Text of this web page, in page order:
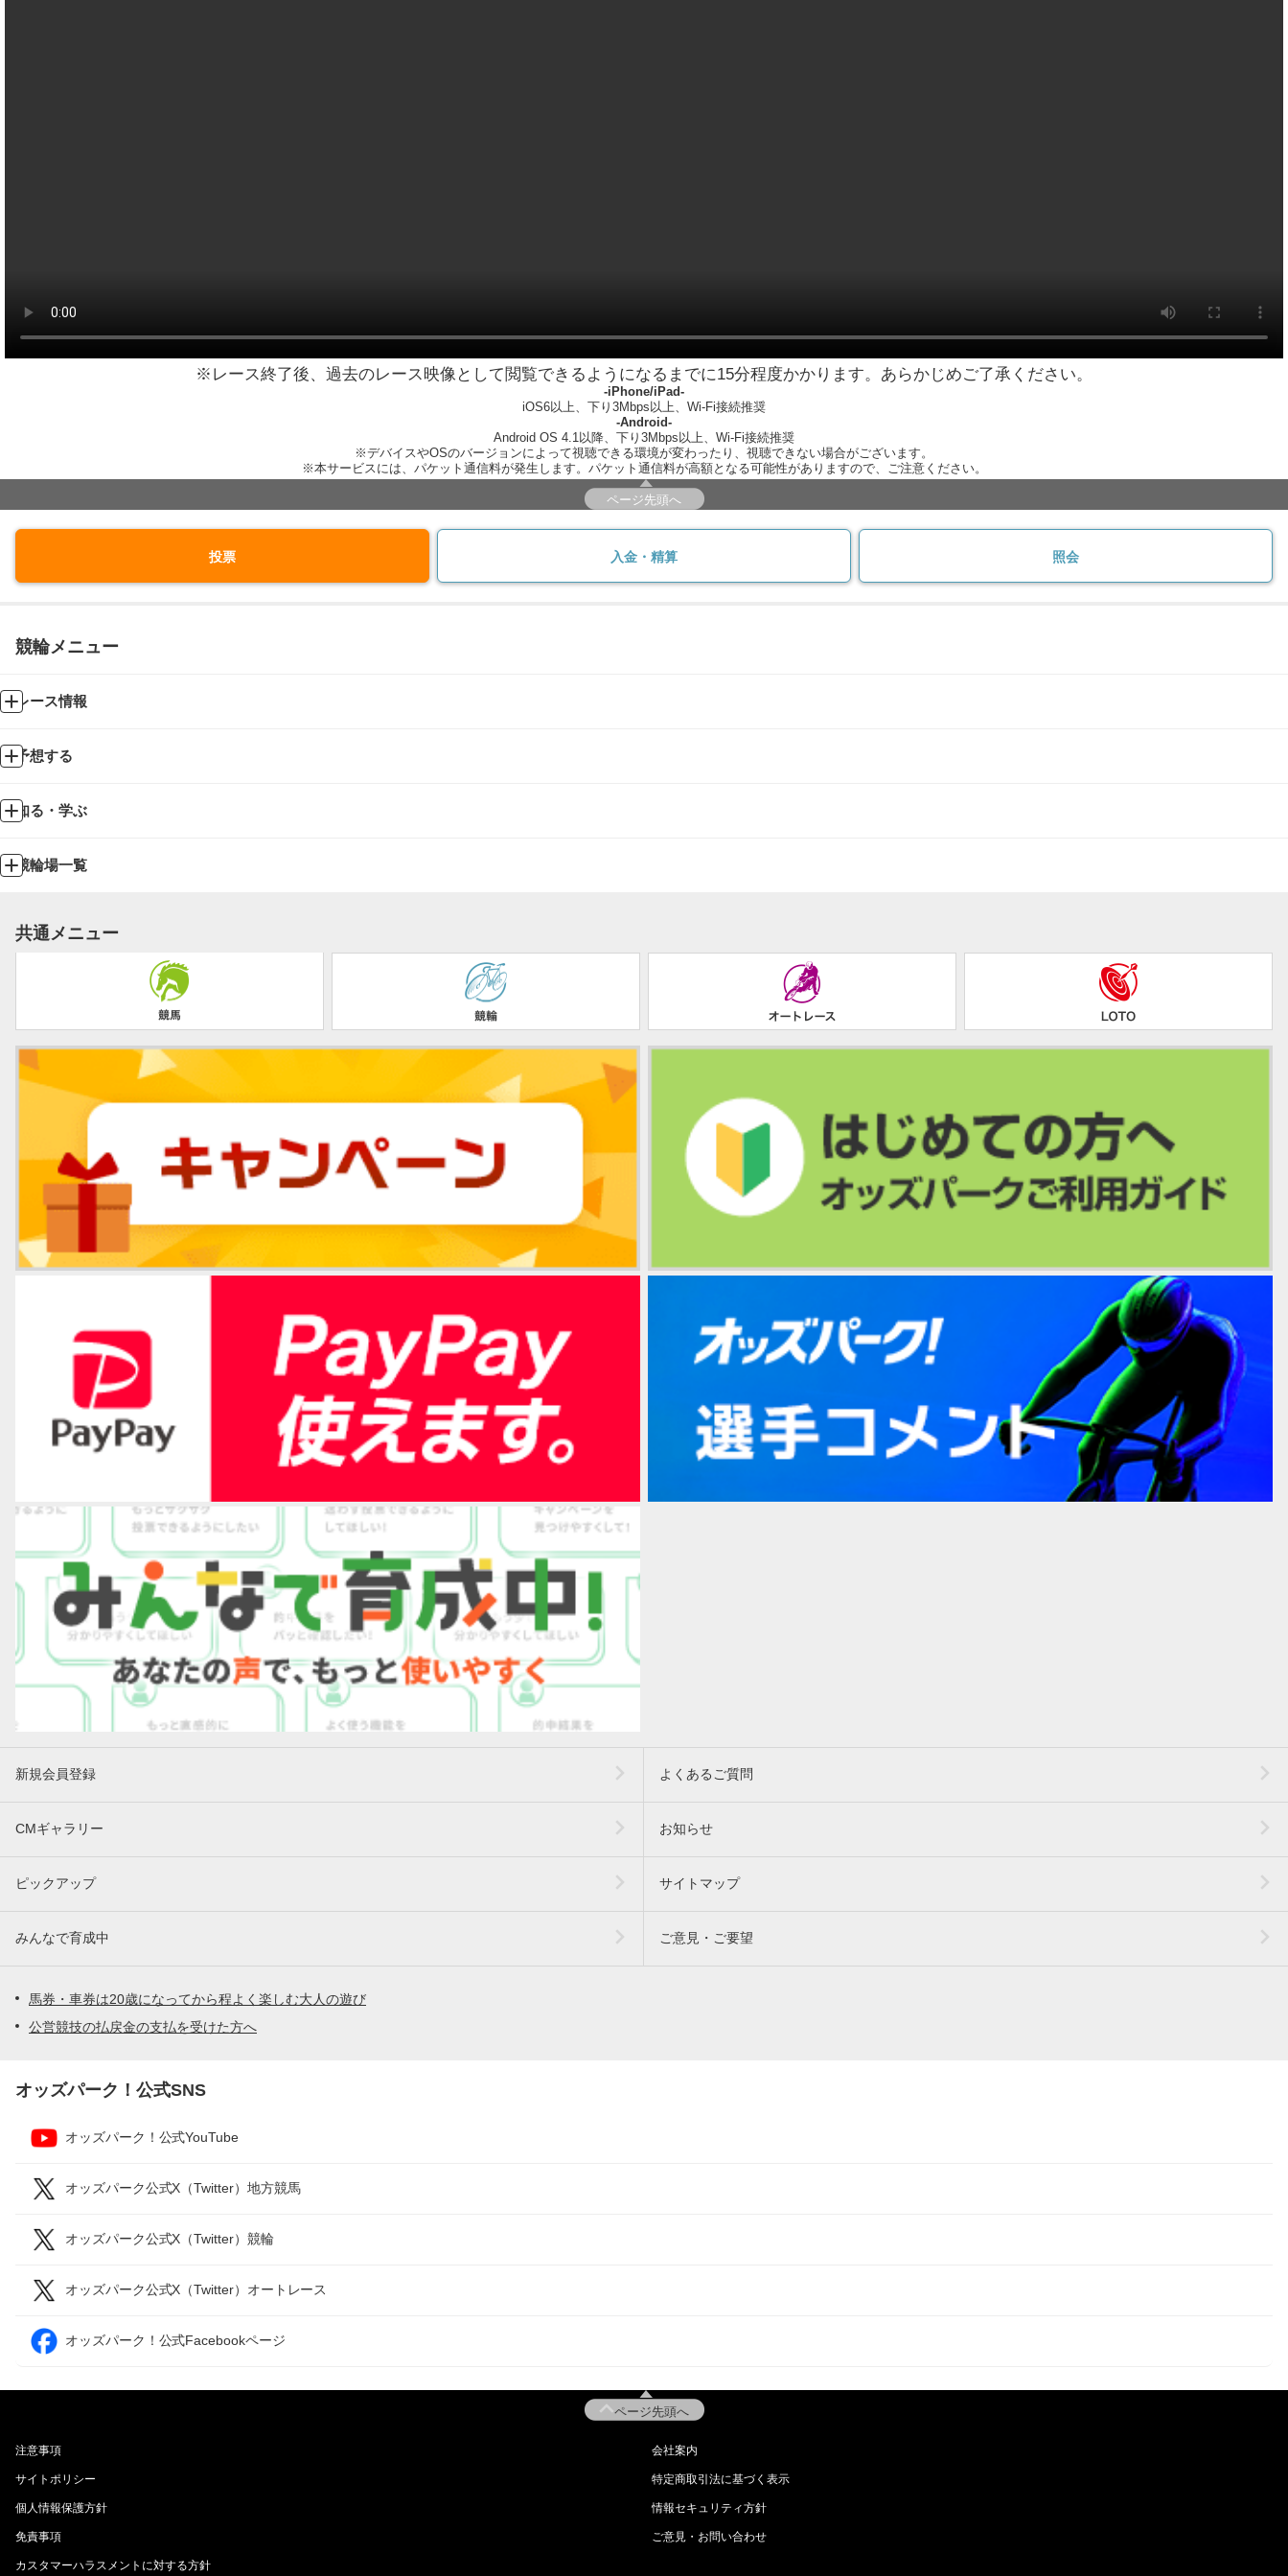
※レース終了後、過去のレース映像として閲覧できるようになるまでに15分程度かかります。あらかじめご了承ください。
-iPhone/iPad-
iOS6以上、下り3Mbps以上、Wi-Fi接続推奨
-Android-
Android OS 4.1以降、下り3Mbps以上、Wi-Fi接続推奨
※デバイスやOSのバージョンによって視聴できる環境が変わったり、視聴できない場合がございます。
※本サービスには、パケット通信料が発生します。パケット通信料が高額となる可能性がありますので、ご注意ください。
ページ先頭へ
投票 入金・精算 照会
競輪メニュー
レース情報
予想する
知る・学ぶ
競輪場一覧
共通メニュー
新規会員登録 よくあるご質問
CMギャラリー お知らせ
ピックアップ サイトマップ
みんなで育成中 ご意見・ご要望
馬券・車券は20歳になってから程よく楽しむ大人の遊び
公営競技の払戻金の支払を受けた方へ
オッズパーク！公式SNS
オッズパーク！公式YouTube
オッズパーク公式X（Twitter）地方競馬
オッズパーク公式X（Twitter）競輪
オッズパーク公式X（Twitter）オートレース
オッズパーク！公式Facebookページ
ページ先頭へ
注意事項 会社案内
サイトポリシー 特定商取引法に基づく表示
個人情報保護方針 情報セキュリティ方針
免責事項 ご意見・お問い合わせ
カスタマーハラスメントに対する方針